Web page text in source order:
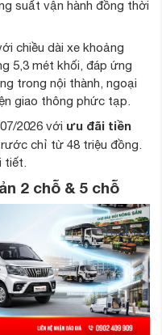
suất vận hành đồng thời
chiều dài xe khoảng
5,3 mét khối, đáp ứng
trong nội thành, ngoại
giao thông phức tạp.
2026 với ưu đãi tiền
chỉ từ 48 triệu đồng.
tiết.
2 chỗ & 5 chỗ